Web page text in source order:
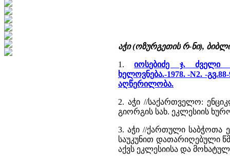
აჭი (ოზურგეთის რ-ნი),
1.
იოსებიძე ჯ. ძველი
ხელოვნება.-1978. -N2. -
აღწერილობა.
2. აჭი //საქართველო:
გიორგის სახ. ეკლესიის
3. აჭი //ქართული საბჭოთა
საუკუნით დათარიღებული
აქვს ეკლესიისა და